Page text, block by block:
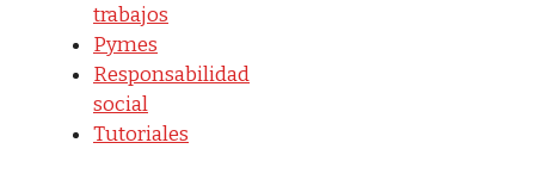
trabajos
Pymes
Responsabilidad
social
Tutoriales